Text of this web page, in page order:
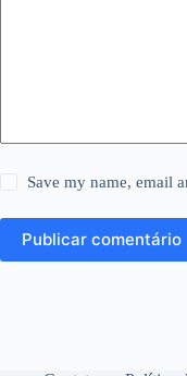
Save my name, email
Publicar comentário